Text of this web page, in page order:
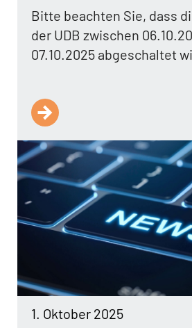
Bitte beachten Sie, dass
der UDB zwischen
07.10.2025 abgeschaltet
1. Oktober 2025